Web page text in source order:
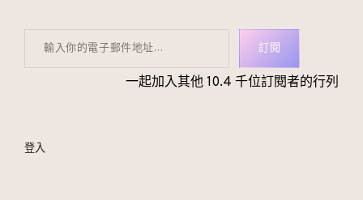
訂閱
一起加入其他 10.4 千位訂閱者的行列
登入